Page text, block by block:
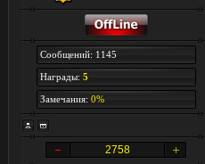
Сообщений: 1145
Награды: 5
Замечания: 0%
2758